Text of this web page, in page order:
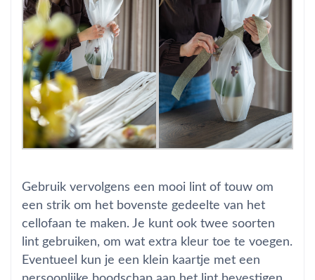
Gebruik vervolgens een mooi lint of touw om
een strik om het bovenste gedeelte van het
cellofaan te maken. Je kunt ook twee soorten
lint gebruiken, om wat extra kleur toe te voegen.
Eventueel kun je een klein kaartje met een